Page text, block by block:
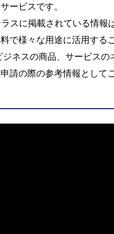
ービスです。
スに掲載されている情報
で様々な用途に活用する
ネスの商品、サービスの
請の際の参考情報として